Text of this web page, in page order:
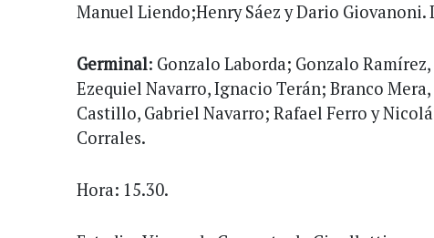
Manuel Liendo;Henry Sáez y Dario Giovanoni.
Germinal: Gonzalo Laborda; Gonzalo
Ezequiel Navarro, Ignacio Terán; Branco
Castillo, Gabriel Navarro; Rafael Ferro y
Corrales.
Hora: 15.30.